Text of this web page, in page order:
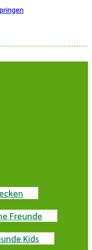
Freunde
Kids